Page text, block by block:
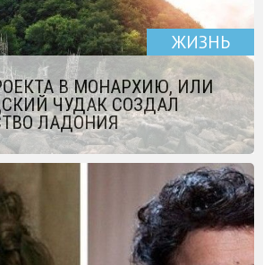
ЖИЗНЬ
В МОНАРХИЮ, ИЛИ
ЧУДАК СОЗДАЛ
ЛАДОНИЯ